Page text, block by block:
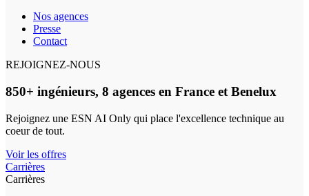
Nos agences
Presse
Contact
REJOIGNEZ-NOUS
850+ ingénieurs, 8 agences en France et Benelux
Rejoignez une ESN AI Only qui place l'excellence technique au
coeur de tout.
Voir les offres
Carrières
Carrières